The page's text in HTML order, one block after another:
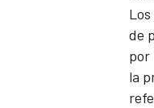
de
por
la